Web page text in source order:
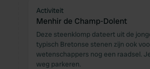
Activiteit
Menhir de Champ-Dolent
Deze steenklomp dateert uit de
typisch Bretonse stenen zijn ook
wetenschappers nog een raadsel.
weg parkeren.